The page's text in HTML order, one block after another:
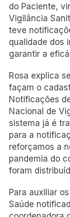
do Paciente,
Vigilância
teve
qualidade dos
garantir a
Rosa explica
façam o
Notificações
Nacional de
sistema já é
para a
reforçamos a
pandemia do
foram
Para auxiliar
Saúde